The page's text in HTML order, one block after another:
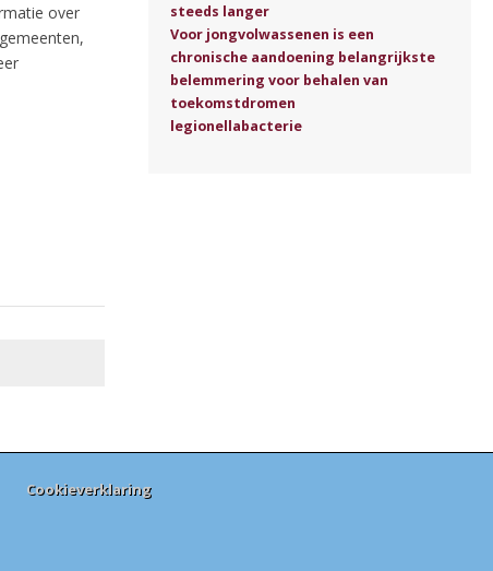
over
steeds langer
Voor jongvolwassenen is een
chronische aandoening belangrijkste
belemmering voor behalen van
toekomstdromen
legionellabacterie
Cookieverklaring